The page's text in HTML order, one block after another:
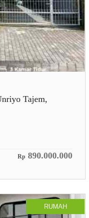
Tajem,
Rp 890.000.000
RUMAH